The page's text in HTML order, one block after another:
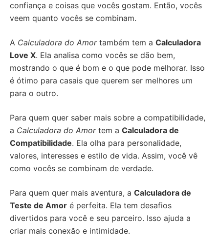
confiança e coisas que vocês gostam. Então, vocês
veem quanto vocês se combinam.
A Calculadora do Amortambém tem a Calculadora
Love X. Ela analisa como vocês se dão bem,
mostrando o que é bom e o que pode melhorar. Isso
é ótimo para casais que querem ser melhores um
para o outro.
Para quem quer saber mais sobre a compatibilidade,
a Calculadora do Amortem a Calculadora de
Compatibilidade. Ela olha para personalidade,
valores, interesses e estilo de vida. Assim, você vê
como vocês se combinam de verdade.
Para quem quer mais aventura, a Calculadora de
Teste de Amor é perfeita. Ela tem desafios
divertidos para você e seu parceiro. Isso ajuda a
criar mais conexão e intimidade.